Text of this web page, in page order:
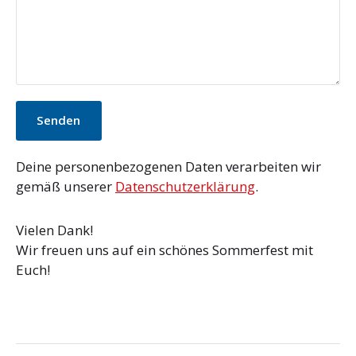
Deine personenbezogenen Daten verarbeiten wir
gemäß unserer Datenschutzerklärung.
Vielen Dank!
Wir freuen uns auf ein schönes Sommerfest mit
Euch!